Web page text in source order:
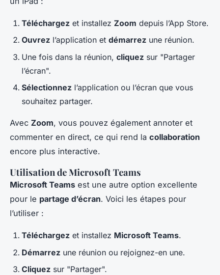
Téléchargez et installez Zoom depuis l’App Store.
Ouvrez l’application et démarrez une réunion.
Une fois dans la réunion, cliquez sur "Partager
l’écran".
Sélectionnez l’application ou l’écran que vous
souhaitez partager.
Avec Zoom, vous pouvez également annoter et
commenter en direct, ce qui rend la collaboration
encore plus interactive.
Utilisation de Microsoft Teams
Microsoft Teams est une autre option excellente
pour le partage d’écran. Voici les étapes pour
l’utiliser :
Téléchargez et installez Microsoft Teams.
Démarrez une réunion ou rejoignez-en une.
Cliquez sur "Partager".